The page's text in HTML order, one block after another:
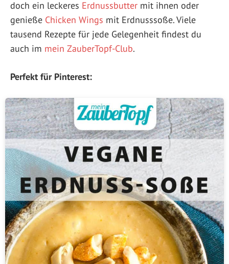
doch ein leckeres Erdnussbutter mit ihnen oder
genieße Chicken Wings mit Erdnusssoße. Viele
tausend Rezepte für jede Gelegenheit findest du
auch im mein ZauberTopf-Club.
Perfekt für Pinterest: